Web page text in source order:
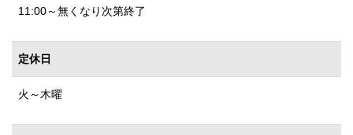
11:00～無くなり次第終了
定休日
火～木曜